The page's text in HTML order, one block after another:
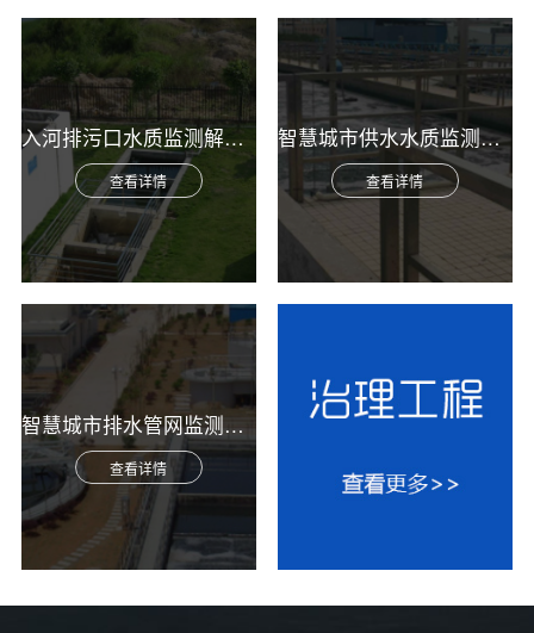
入河排污口水质监测解决方案
查看详情
智慧城市供水水质监测综合解决方案
查看详情
智慧城市排水管网监测综合解决方案
查看详情